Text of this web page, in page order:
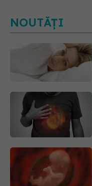
NOUTĂȚI